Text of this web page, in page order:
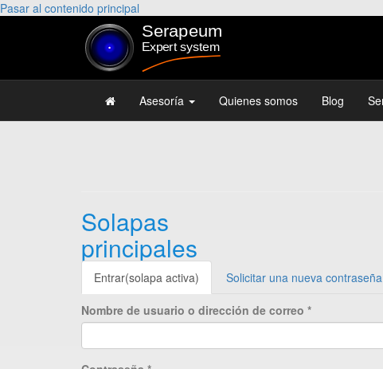
Pasar al contenido principal
Asesoría Quienes somos Blog
Solapas
principales
Entrar(solapa activa) Solicitar una nueva contraseña
Nombre de usuario o dirección de correo *